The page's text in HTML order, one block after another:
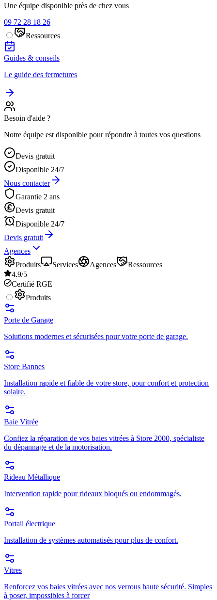
Une équipe disponible près de chez vous
09 72 28 18 26
Ressources
Guides & conseils
Le guide des fermetures
Besoin d'aide ?
Notre équipe est disponible pour répondre à toutes vos questions
Devis gratuit
Disponible 24/7
Nous contacter
Garantie 2 ans
Devis gratuit
Disponible 24/7
Devis gratuit
Agences
Produits
Services Agences
Ressources
4.9/5
Certifié RGE
Produits
Porte de Garage
Solutions modernes et sécurisées pour votre porte de garage.
Store Bannes
Installation rapide et fiable de votre store, pour confort et protection
solaire.
Baie Vitrée
Confiez la réparation de vos baies vitrées à Store 2000, spécialiste
du dépannage et de la motorisation.
Rideau Métallique
Intervention rapide pour rideaux bloqués ou endommagés.
Portail électrique
Installation de systèmes automatisés pour plus de confort.
Vitres
Renforcez vos baies vitrées avec nos verrous haute sécurité. Simples
à poser, impossibles à forcer